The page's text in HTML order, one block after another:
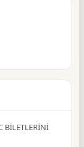
BİLETLERİNİ